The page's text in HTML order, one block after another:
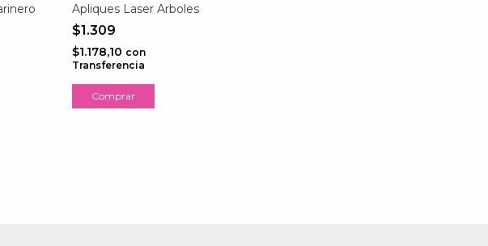
Apliques Laser Arboles
$1.309
$1.178,10 con
Transferencia